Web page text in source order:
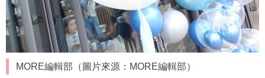
MORE編輯部（圖片來源：MORE編輯部）